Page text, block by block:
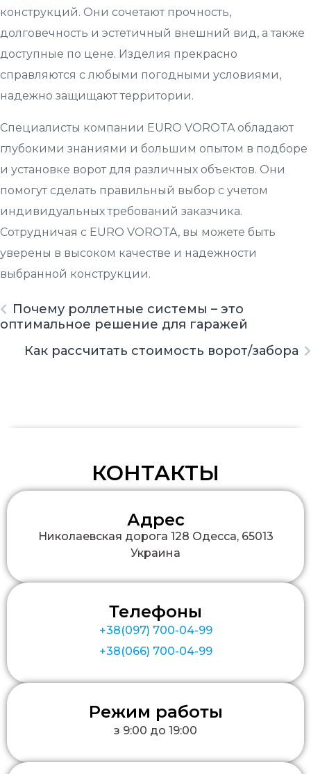
конструкций. Они сочетают прочность,
долговечность и эстетичный внешний вид, а также
доступные по цене. Изделия прекрасно
справляются с любыми погодными условиями,
надежно защищают территории.
Специалисты компании EURO VOROTA обладают
глубокими знаниями и большим опытом в подборе
и установке ворот для различных объектов. Они
помогут сделать правильный выбор с учетом
индивидуальных требований заказчика.
Сотрудничая с EURO VOROTA, вы можете быть
уверены в высоком качестве и надежности
выбранной конструкции.
Почему роллетные системы – это
оптимальное решение для гаражей
Как рассчитать стоимость ворот/забора
КОНТАКТЫ
Адрес
Николаевская дорога 128 Одесса, 65013
Украина
Телефоны
+38(097) 700-04-99
+38(066) 700-04-99
Режим работы
з 9:00 до 19:00